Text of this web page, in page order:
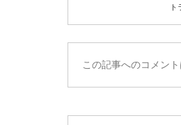
この記事へのコメント